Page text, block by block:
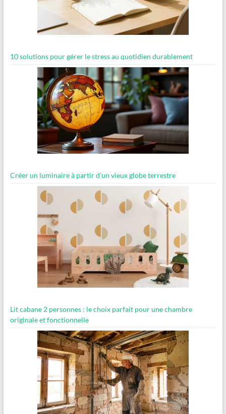
10 solutions pour gérer le stress au quotidien durablement
Créer un luminaire à partir d’un vieux globe terrestre
Lit cabane 2 personnes : le choix parfait pour une chambre
originale et fonctionnelle